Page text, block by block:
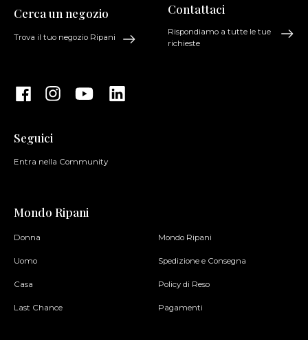
Cerca un negozio
Trova il tuo negozio Ripani
Seguici
Entra nella Community
Contattaci
Rispondiamo a tutte le tue
richieste
Mondo Ripani
Donna
Uomo
Casa
Last Chance
Mondo Ripani
Spedizione e Consegna
Policy di Reso
Pagamenti